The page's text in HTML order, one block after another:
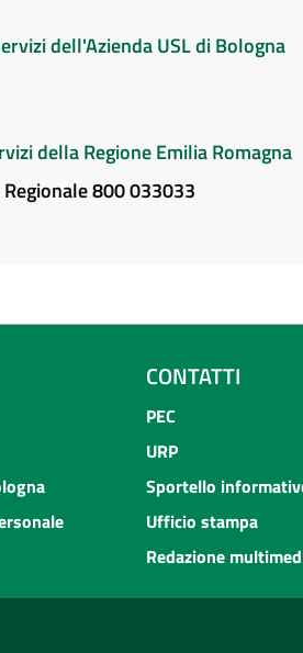
dell'Azienda USL di Bologna
della Regione Emilia Romagna
800 033033
CONTATTI
PEC
URP
Sportello
Ufficio stampa
Redazione